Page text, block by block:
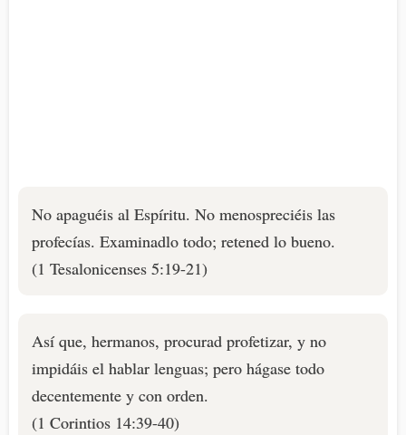
No apaguéis al Espíritu. No menospreciéis las
profecías. Examinadlo todo; retened lo bueno.
(1 Tesalonicenses 5:19-21)
Así que, hermanos, procurad profetizar, y no
impidáis el hablar lenguas; pero hágase todo
decentemente y con orden.
(1 Corintios 14:39-40)